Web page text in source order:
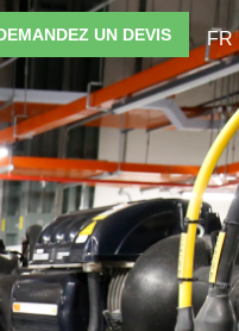
UN DEVIS FR